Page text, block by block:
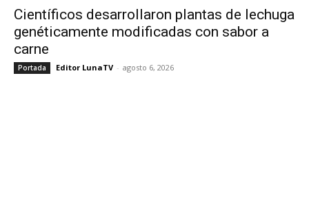
Científicos desarrollaron plantas de lechuga
genéticamente modificadas con sabor a
carne
Portada Editor LunaTV - agosto 6, 2026